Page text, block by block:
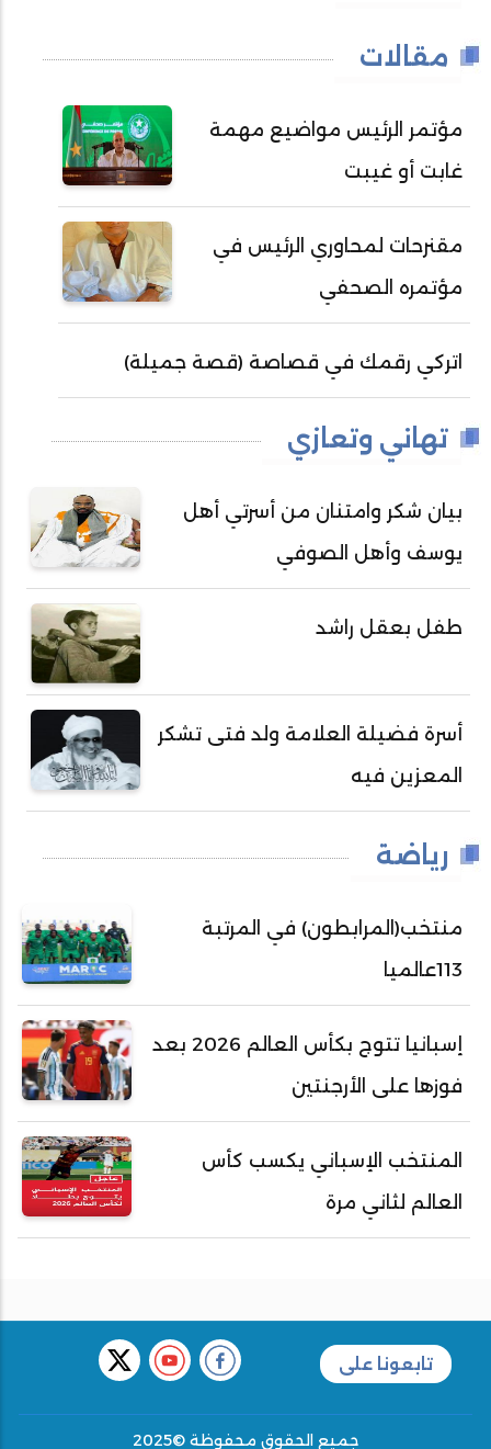
مقالات
مؤتمر الرئيس مواضيع مهمة
غابت أو غيبت
مقنرحات لمحاوري الرئيس في
مؤتمره الصحفي
اتركي رقمك في قصاصة (قصة جميلة)
تهاني وتعازي
بيان شكر وامتنان من أسرتي أهل
يوسف وأهل الصوفي
طفل بعقل راشد
أسرة فضيلة العلامة ولد فتى تشكر
المعزين فيه
رياضة
منتخب(المرابطون) في المرتبة
113عالميا
إسبانيا تتوج بكأس العالم 2026 بعد
فوزها على الأرجنتين
المنتخب الإسباني يكسب كأس
العالم لثاني مرة
تابعونا على
جميع الحقوق محفوظة ©2025